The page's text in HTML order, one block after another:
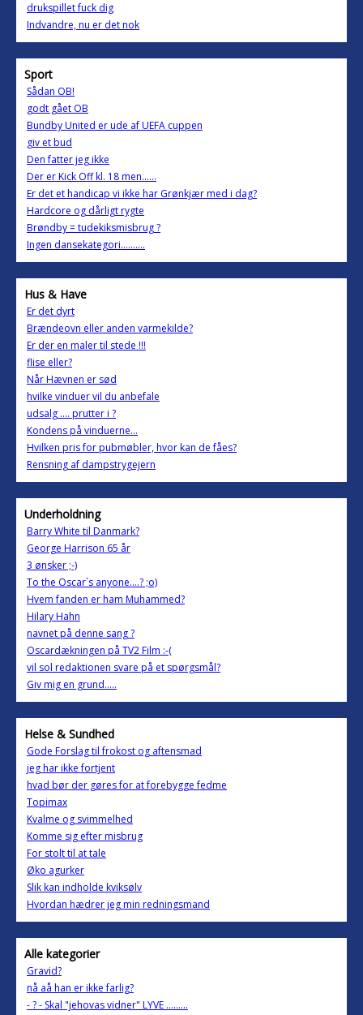
drukspillet fuck dig
Indvandre, nu er det nok
Sport
Sådan OB!
godt gået OB
Bundby United er ude af UEFA cuppen
giv et bud
Den fatter jeg ikke
Der er Kick Off kl. 18 men......
Er det et handicap vi ikke har Grønkjær med i dag?
Hardcore og dårligt rygte
Brøndby = tudekiksmisbrug ?
Ingen dansekategori..........
Hus & Have
Er det dyrt
Brændeovn eller anden varmekilde?
Er der en maler til stede !!!
flise eller?
Når Hævnen er sød
hvilke vinduer vil du anbefale
udsalg .... prutter i ?
Kondens på vinduerne...
Hvilken pris for pubmøbler, hvor kan de fåes?
Rensning af dampstrygejern
Underholdning
Barry White til Danmark?
George Harrison 65 år
3 ønsker ;-)
To the Oscar´s anyone....? ;o)
Hvem fanden er ham Muhammed?
Hilary Hahn
navnet på denne sang ?
Oscardækningen på TV2 Film :-(
vil sol redaktionen svare på et spørgsmål?
Giv mig en grund.....
Helse & Sundhed
Gode Forslag til frokost og aftensmad
jeg har ikke fortjent
hvad bør der gøres for at forebygge fedme
Topimax
Kvalme og svimmelhed
Komme sig efter misbrug
For stolt til at tale
Øko agurker
Slik kan indholde kviksølv
Hvordan hædrer jeg min redningsmand
Alle kategorier
Gravid?
nå aå han er ikke farlig?
- ? - Skal "jehovas vidner" LYVE .........